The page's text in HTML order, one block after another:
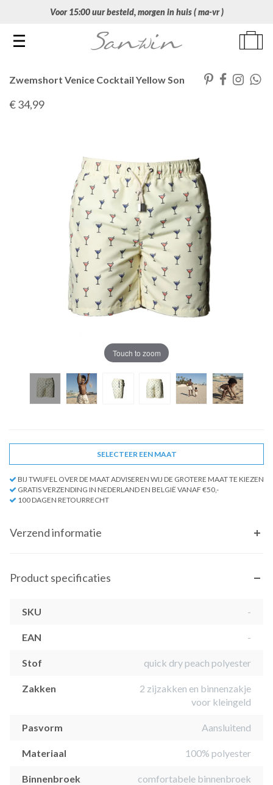
Voor 15:00 uur besteld, morgen in huis ( ma-vr )
Toggle navigation
Zwemshort Venice Cocktail Yellow Son
€ 34,99
Touch to zoom
SELECTEER EEN MAAT
BIJ TWIJFEL OVER DE MAAT ADVISEREN WIJ DE GROTERE MAAT TE KIEZEN
GRATIS VERZENDING IN NEDERLAND EN BELGIË VANAF €50,-
100 DAGEN RETOURRECHT
Verzend informatie
Product specificaties
SKU -
EAN -
Stof quick dry peach polyester
Zakken
2 zijzakken en binnenzakje
voor kleingeld
Pasvorm Aansluitend
Materiaal 100% polyester
Binnenbroek
comfortabele binnenbroek